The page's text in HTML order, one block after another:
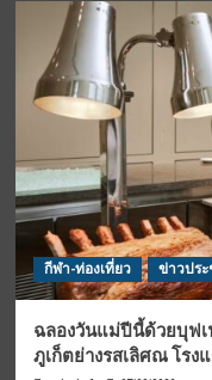
กีฬา-ท่องเที่ยว ข่าวปร
ฉลองวันแม่ปีนี้ด้วยบุฟ
ภูเก็ตย่างรสเลิศณ โรง